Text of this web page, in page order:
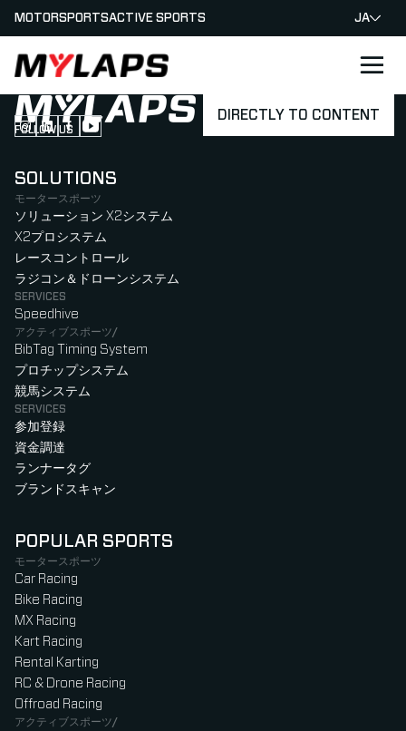
DIRECTLY TO CONTENT
LOGO MYLAPS - JAPAN
MOTORSPORTSACTIVE SPORTS JA
FOLLOW US
Follow us on Instagram (Opens in new tab)
Follow us on LinkedIn (Opens in new tab)
Follow us on Facebook (Opens in new tab)
Follow us on YouTube (Opens in new tab)
SOLUTIONS
モータースポーツ
ソリューション X2システム
X2プロシステム
レースコントロール
ラジコン＆ドローンシステム
SERVICES
Speedhive
アクティブスポーツ/
BibTag Timing System
プロチップシステム
競馬システム
SERVICES
参加登録
資金調達
ランナータグ
ブランドスキャン
POPULAR SPORTS
モータースポーツ
Car Racing
Bike Racing
MX Racing
Kart Racing
Rental Karting
RC & Drone Racing
Offroad Racing
アクティブスポーツ/